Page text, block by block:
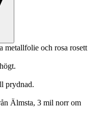
metallfolie och rosa rosett
prydnad.
Älmsta, 3 mil norr om